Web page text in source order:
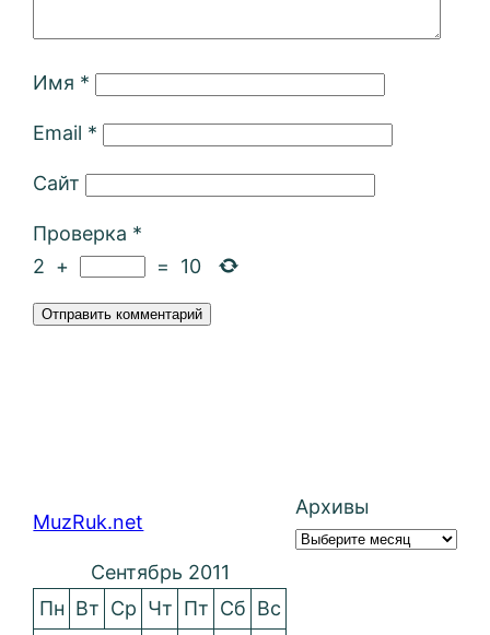
Имя *
Email *
Сайт
Проверка *
2 + = 10
MuzRuk.net
Архивы
Сентябрь 2011
Пн Вт Ср Чт Пт Сб Вс